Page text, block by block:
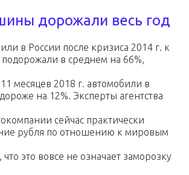
дорожали весь год
в России после кризиса 2014 г. к
в среднем на 66%,
11 месяцев 2018 г. автомобили в
на 12%. Эксперты агентства
сейчас практически
рубля по отношению к мировым
это вовсе не означает заморозку